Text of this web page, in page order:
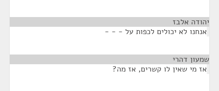
יהודה אלבז
אנחנו לא יכולים לכפות על - - -
שמעון דהרי
אז מי שאין לו קשרים, אז מה?